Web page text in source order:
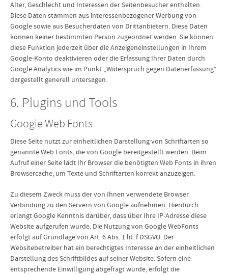
Alter, Geschlecht und Interessen der Seitenbesucher enthalten.
Diese Daten stammen aus interessenbezogener Werbung von
Google sowie aus Besucherdaten von Drittanbietern. Diese Daten
können keiner bestimmten Person zugeordnet werden. Sie können
diese Funktion jederzeit über die Anzeigeneinstellungen in Ihrem
Google-Konto deaktivieren oder die Erfassung Ihrer Daten durch
Google Analytics wie im Punkt „Widerspruch gegen Datenerfassung“
dargestellt generell untersagen.
6. Plugins und Tools
Google Web Fonts
Diese Seite nutzt zur einheitlichen Darstellung von Schriftarten so
genannte Web Fonts, die von Google bereitgestellt werden. Beim
Aufruf einer Seite lädt Ihr Browser die benötigten Web Fonts in ihren
Browsercache, um Texte und Schriftarten korrekt anzuzeigen.
Zu diesem Zweck muss der von Ihnen verwendete Browser
Verbindung zu den Servern von Google aufnehmen. Hierdurch
erlangt Google Kenntnis darüber, dass über Ihre IP-Adresse diese
Website aufgerufen wurde. Die Nutzung von Google WebFonts
erfolgt auf Grundlage von Art. 6 Abs. 1 lit. f DSGVO. Der
Websitebetreiber hat ein berechtigtes Interesse an der einheitlichen
Darstellung des Schriftbildes auf seiner Website. Sofern eine
entsprechende Einwilligung abgefragt wurde, erfolgt die